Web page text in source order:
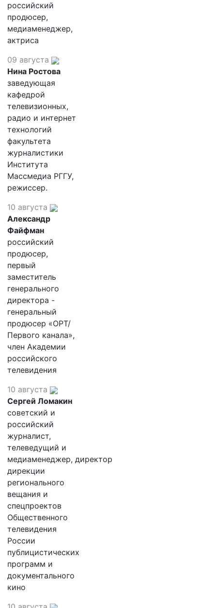
российский
продюсер,
медиаменеджер,
актриса
09 августа
Нина Ростова
заведующая
кафедрой
телевизионных,
радио и интернет
технологий
факультета
журналистики
Института
Массмедиа РГГУ,
режиссер.
10 августа
Александр
Файфман
российский
продюсер,
первый
заместитель
генерального
директора -
генеральный
продюсер «ОРТ/
Первого канала»,
член Академии
российского
телевидения
10 августа
Сергей Ломакин
советский и
российский
журналист,
телеведущий и
медиаменеджер, директор
дирекции
регионального
вещания и
спецпроектов
Общественного
телевидения
России
публицистических
программ и
документального
кино